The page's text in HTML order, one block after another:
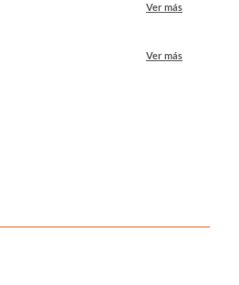
Ver más
Ver más